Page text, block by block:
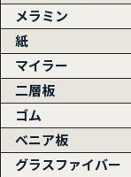
メラミン
紙
マイラー
二層板
ゴム
べニア板
グラスファイバー